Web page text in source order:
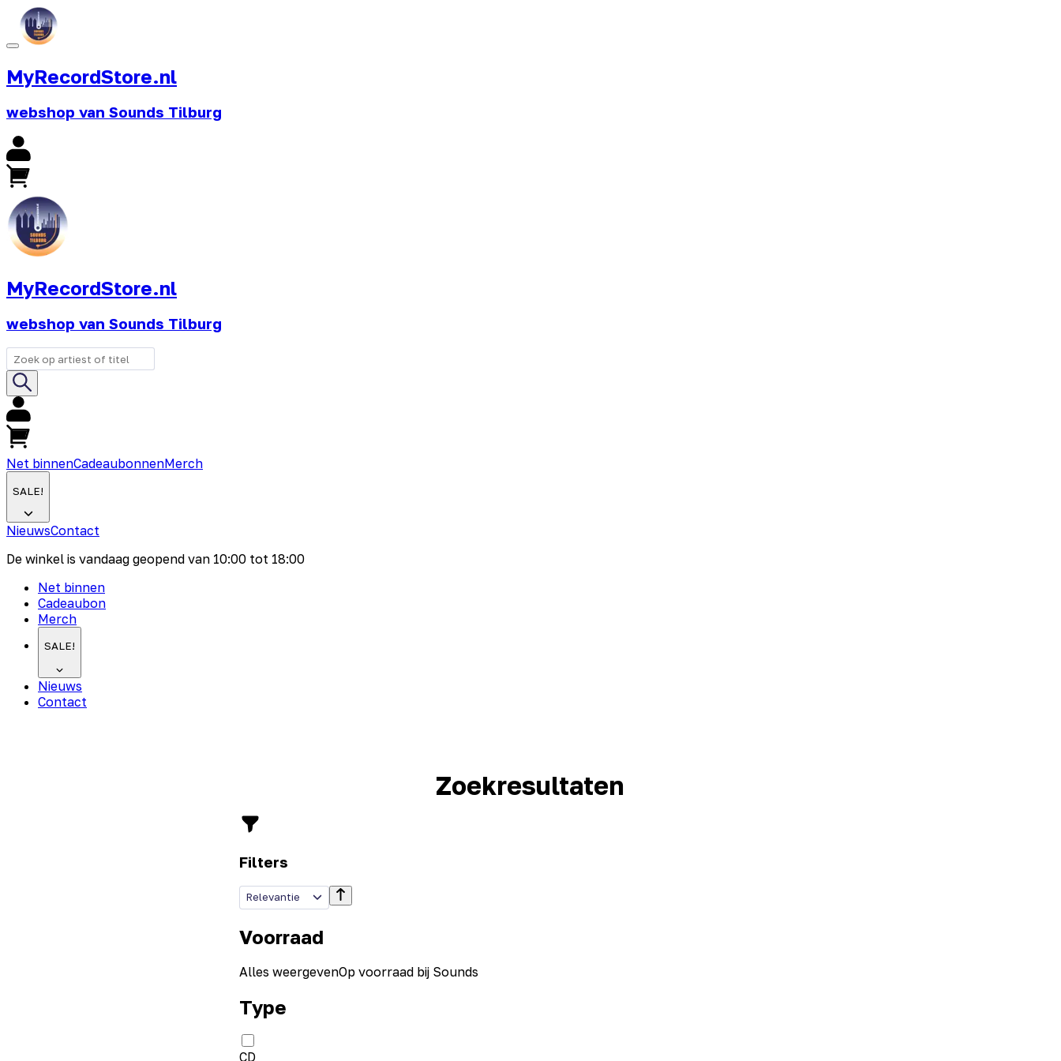
MyRecordStore.nl
webshop van Sounds Tilburg
MyRecordStore.nl
webshop van Sounds Tilburg
Net binnenCadeaubonnenMerch
SALE!
NieuwsContact
De winkel is vandaag geopend van 10:00 tot 18:00
Net binnen
Cadeaubon
Merch
SALE!
Nieuws
Contact
Zoekresultaten
Filters
Relevantie
Voorraad
Alles weergevenOp voorraad bij Sounds
Type
CD